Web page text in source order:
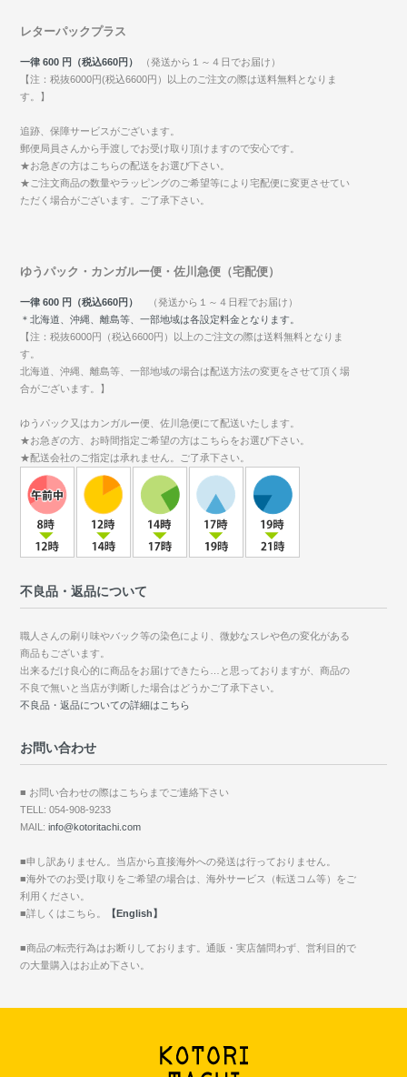
レターパックプラス
一律 600 円（税込660円）
（発送から１～４日でお届け）
【注：税抜6000円(税込6600円）以上のご注文の際は送料無料となりま
す。】
追跡、保障サービスがございます。
郵便局員さんから手渡しでお受け取り頂けますので安心です。
★お急ぎの方はこちらの配送をお選び下さい。
★ご注文商品の数量やラッピングのご希望等により宅配便に変更させてい
ただく場合がございます。ご了承下さい。
ゆうパック・カンガルー便・佐川急便（宅配便）
一律 600 円（税込660円）
（発送から１～４日程でお届け）
＊北海道、沖縄、離島等、一部地域は各設定料金となります。
【注：税抜6000円（税込6600円）以上のご注文の際は送料無料となりま
す。
北海道、沖縄、離島等、一部地域の場合は配送方法の変更をさせて頂く場
合がございます。】
ゆうパック又はカンガルー便、佐川急便にて配送いたします。
★お急ぎの方、お時間指定ご希望の方はこちらをお選び下さい。
★配送会社のご指定は承れません。ご了承下さい。
不良品・返品について
職人さんの刷り味やバック等の染色により、微妙なスレや色の変化がある
商品もございます。
出来るだけ良心的に商品をお届けできたら…と思っておりますが、商品の
不良で無いと当店が判断した場合はどうかご了承下さい。
不良品・返品についての詳細はこちら
お問い合わせ
■ お問い合わせの際はこちらまでご連絡下さい
TELL: 054-908-9233
MAIL:info@kotoritachi.com
■申し訳ありません。当店から直接海外への発送は行っておりません。
■海外でのお受け取りをご希望の場合は、海外サービス（転送コム等）をご
利用ください。
■詳しくはこちら。
【English】
■商品の転売行為はお断りしております。通販・実店舗問わず、営利目的で
の大量購入はお止め下さい。